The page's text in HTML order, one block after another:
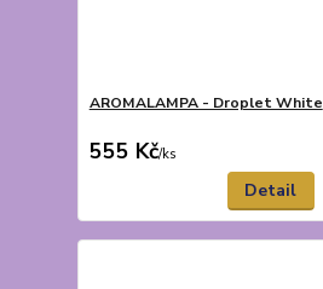
AROMALAMPA - Droplet White
555 Kč/ks
Detail